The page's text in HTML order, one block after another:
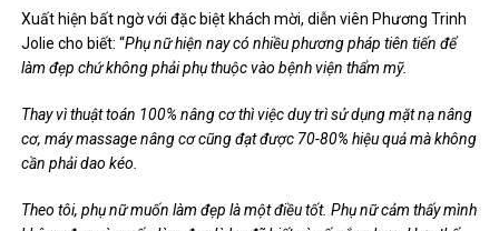
mặt. But if doing the arrow, modifier, can’t be mixed“.
Xuất hiện bất ngờ với đặc biệt khách mời, diễn viên Phương Trinh
làm đẹp chứ không phải phụ thuộc vào bệnh viện thẩm mỹ.
Thay vì thuật toán 100% nâng cơ thì việc duy trì sử dụng mặt nạ nâng
cần phải dao kéo.